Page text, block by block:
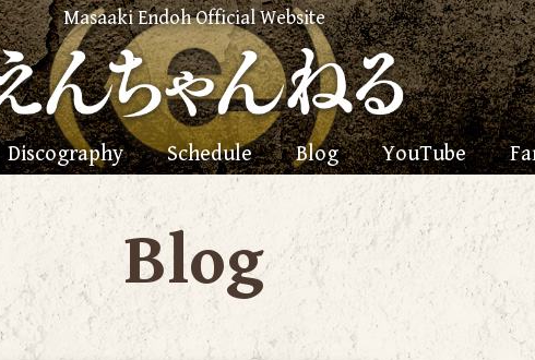
Masaaki Endoh Official Website
Discography Schedule Blog YouTube
Blog